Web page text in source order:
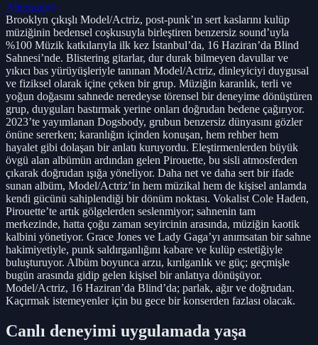
Alternative
Brooklyn çıkışlı Model/Actriz, post-punk’ın sert kaslarını kulüp
müziğinin bedensel coşkusuyla birleştiren benzersiz sound’uyla
%100 Müzik katkılarıyla ilk kez İstanbul’da, 16 Haziran’da Blind
Sahnesi’nde. Blistering gitarlar, dur durak bilmeyen davullar ve
yıkıcı bas yürüyüşleriyle tanınan Model/Actriz, dinleyiciyi duygusal
ve fiziksel olarak içine çeken bir grup. Müziğin karanlık, terli ve
yoğun doğasını sahnede neredeyse törensel bir deneyime dönüştüren
grup, duyguları bastırmak yerine onları doğrudan bedene çağırıyor.
2023’te yayımlanan Dogsbody, grubun benzersiz dünyasını gözler
önüne sererken; karanlığın içinden konuşan, hem rehber hem
hayalet gibi dolaşan bir anlatı kuruyordu. Eleştirmenlerden büyük
övgü alan albümün ardından gelen Pirouette, bu sisli atmosferden
çıkarak doğrudan ışığa yöneliyor. Daha net ve daha sert bir ifade
sunan albüm, Model/Actriz’in hem müzikal hem de kişisel anlamda
kendi gücünü sahiplendiği bir dönüm noktası. Vokalist Cole Haden,
Pirouette’te artık gölgelerden seslenmiyor; sahnenin tam
merkezinde, hatta çoğu zaman seyircinin arasında, müziğin kaotik
kalbini yönetiyor. Grace Jones ve Lady Gaga’yı anımsatan bir sahne
hakimiyetiyle, punk saldırganlığını kabare ve kulüp estetiğiyle
buluşturuyor. Albüm boyunca arzu, kırılganlık ve güç; geçmişle
bugün arasında gidip gelen kişisel bir anlatıya dönüşüyor.
Model/Actriz, 16 Haziran’da Blind’da; parlak, ağır ve doğrudan.
Kaçırmak istemeyenler için bu gece bir konserden fazlası olacak.
Canlı deneyimi uygulamada yaşa